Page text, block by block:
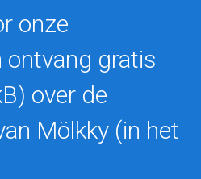
onze
ontvang gratis
over de
Mölkky (in het